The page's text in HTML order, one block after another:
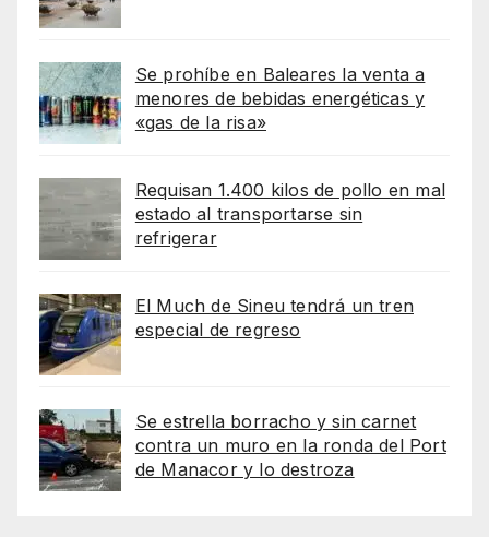
Se prohíbe en Baleares la venta a
menores de bebidas energéticas y
«gas de la risa»
Requisan 1.400 kilos de pollo en mal
estado al transportarse sin
refrigerar
El Much de Sineu tendrá un tren
especial de regreso
Se estrella borracho y sin carnet
contra un muro en la ronda del Port
de Manacor y lo destroza